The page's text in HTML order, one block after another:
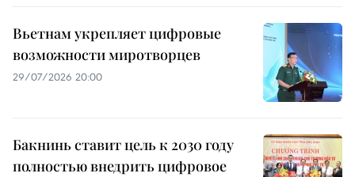
Вьетнам укрепляет цифровые
возможности миротворцев
29/07/2026 20:00
Бакнинь ставит цель к 2030 году
полностью внедрить цифровое